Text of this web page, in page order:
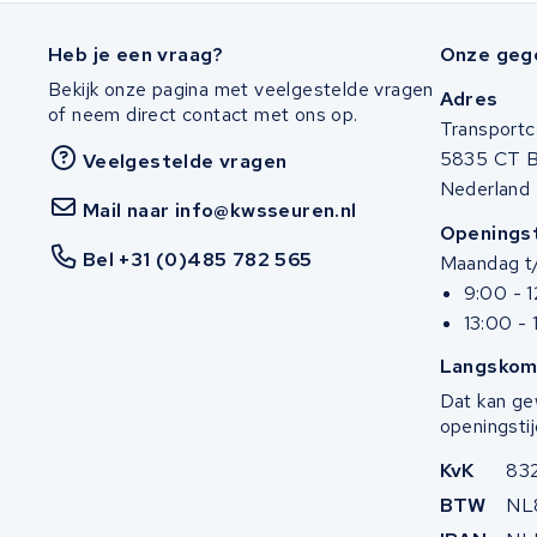
Stella
Winther
E-kuma
Heb je een vraag?
Bekijk onze pagina met veelgestelde vragen
of neem direct contact met ons op.
Veelgestelde vragen
Mail naar info@kwsseuren.nl
Bel +31 (0)485 782 565
Onze
Adres
5835 CT
Nederland
Maandag
9:00 -
13:00 -
Dat kan
KvK
BTW